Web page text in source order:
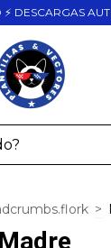
DESCARGAS
>
Madre